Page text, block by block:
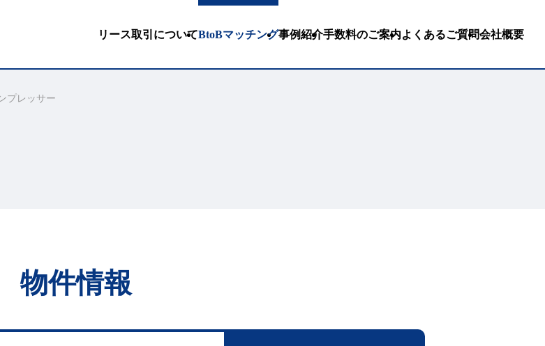
リース取引についてBtoBマッチング事例紹介手数料のご案内よくあるご質問会社概要
プレッサー
物件情報